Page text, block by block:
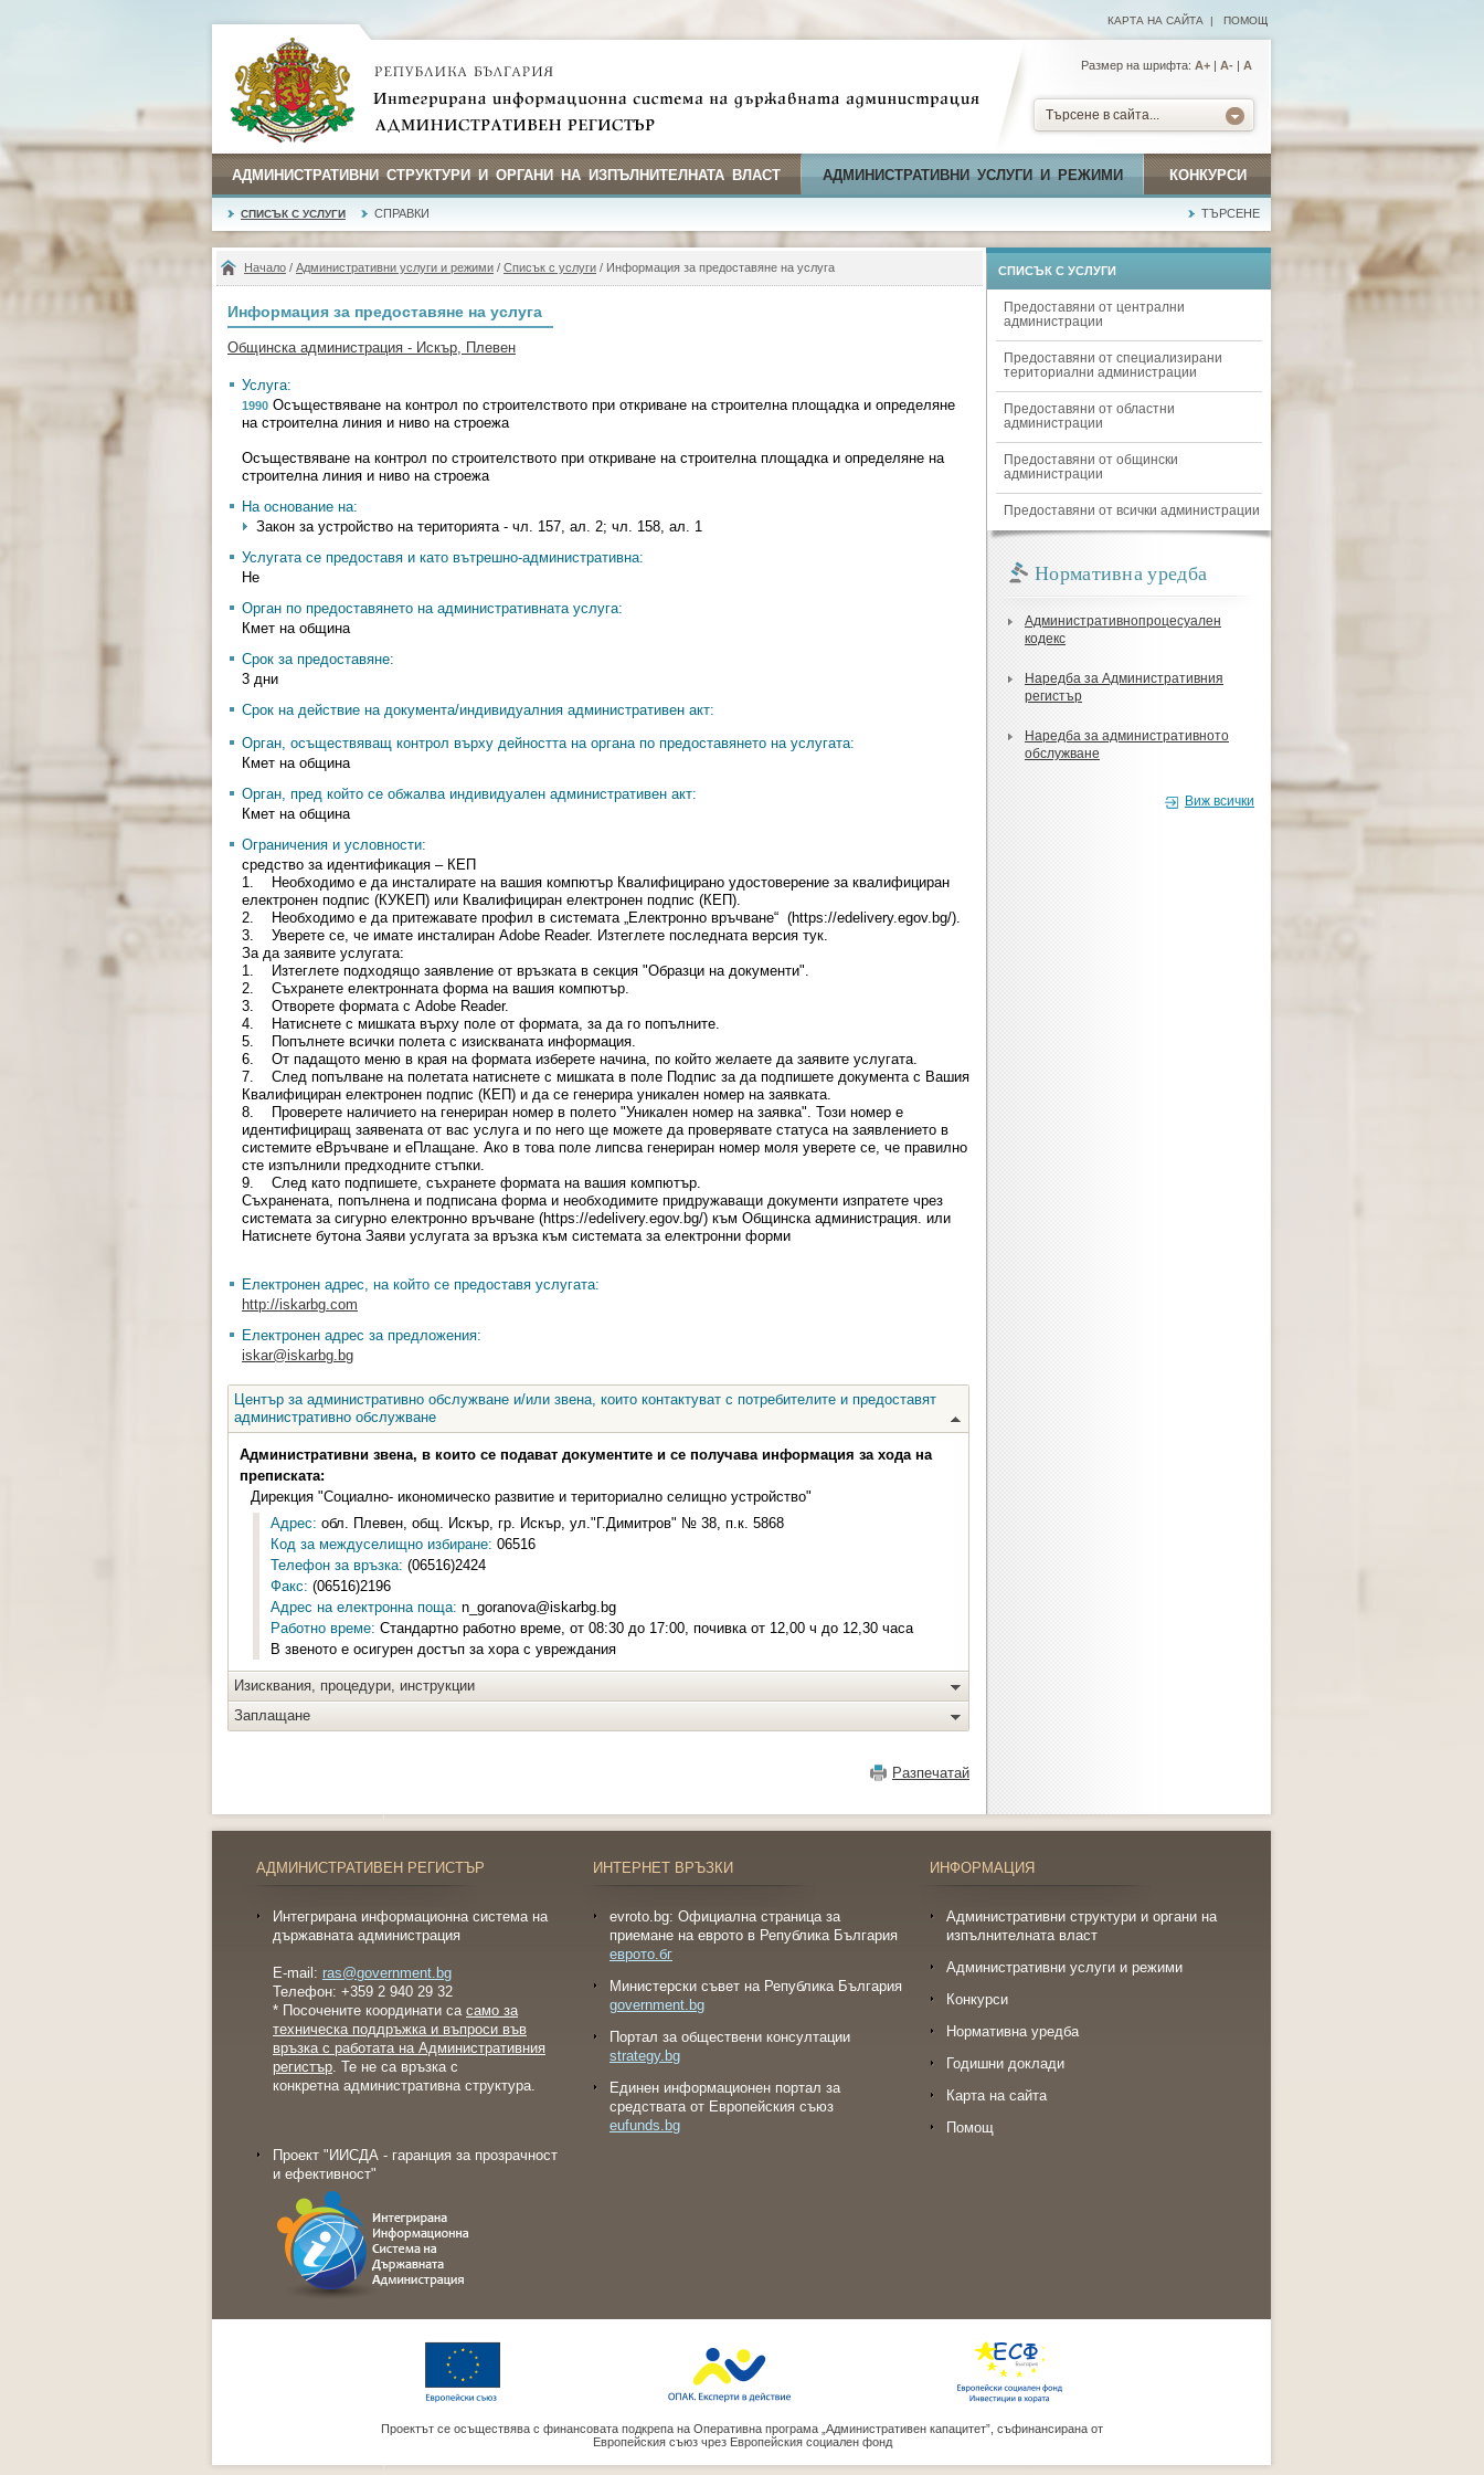
КАРТА НА САЙТА | ПОМОЩ
Размер на шрифта: А+ | A- | A
Търсене в сайта...
АДМИНИСТРАТИВНИ СТРУКТУРИ И ОРГАНИ НА ИЗПЪЛНИТЕЛНАТА ВЛАСТ АДМИНИСТРАТИВНИ УСЛУГИ И РЕЖИМИ КОНКУРСИ
СПИСЪК С УСЛУГИ СПРАВКИ ТЪРСЕНЕ
Начало / Административни услуги и режими / Списък с услуги / Информация за предоставяне на услуга
Информация за предоставяне на услуга
Общинска администрация - Искър, Плевен
Услуга:
1990 Осъществяване на контрол по строителството при откриване на строителна площадка и определяне
на строителна линия и ниво на строежа
Осъществяване на контрол по строителството при откриване на строителна площадка и определяне на
строителна линия и ниво на строежа
На основание на:
Закон за устройство на територията - чл. 157, ал. 2; чл. 158, ал. 1
Услугата се предоставя и като вътрешно-административна:
Не
Орган по предоставянето на административната услуга:
Кмет на община
Срок за предоставяне:
3 дни
Срок на действие на документа/индивидуалния административен акт:
Орган, осъществяващ контрол върху дейността на органа по предоставянето на услугата:
Кмет на община
Орган, пред който се обжалва индивидуален административен акт:
Кмет на община
Ограничения и условности:
средство за идентификация – КЕП
1. Необходимо е да инсталирате на вашия компютър Квалифицирано удостоверение за квалифициран
електронен подпис (КУКЕП) или Квалифициран електронен подпис (КЕП).
2. Необходимо е да притежавате профил в системата „Електронно връчване“ (https://edelivery.egov.bg/).
3. Уверете се, че имате инсталиран Adobe Reader. Изтеглете последната версия тук.
За да заявите услугата:
1. Изтеглете подходящо заявление от връзката в секция "Образци на документи".
2. Съхранете електронната форма на вашия компютър.
3. Отворете формата с Adobe Reader.
4. Натиснете с мишката върху поле от формата, за да го попълните.
5. Попълнете всички полета с изискваната информация.
6. От падащото меню в края на формата изберете начина, по който желаете да заявите услугата.
7. След попълване на полетата натиснете с мишката в поле Подпис за да подпишете документа с Вашия
Квалифициран електронен подпис (КЕП) и да се генерира уникален номер на заявката.
8. Проверете наличието на генериран номер в полето "Уникален номер на заявка". Този номер е
идентифициращ заявената от вас услуга и по него ще можете да проверявате статуса на заявлението в
системите еВръчване и еПлащане. Ако в това поле липсва генериран номер моля уверете се, че правилно
сте изпълнили предходните стъпки.
9. След като подпишете, съхранете формата на вашия компютър.
Съхранената, попълнена и подписана форма и необходимите придружаващи документи изпратете чрез
системата за сигурно електронно връчване (https://edelivery.egov.bg/) към Общинска администрация. или
Натиснете бутона Заяви услугата за връзка към системата за електронни форми
Електронен адрес, на който се предоставя услугата:
http://iskarbg.com
Електронен адрес за предложения:
iskar@iskarbg.bg
Център за административно обслужване и/или звена, които контактуват с потребителите и предоставят
административно обслужване
Административни звена, в които се подават документите и се получава информация за хода на
преписката:
Дирекция "Социално- икономическо развитие и териториално селищно устройство"
Адрес: обл. Плевен, общ. Искър, гр. Искър, ул."Г.Димитров" № 38, п.к. 5868
Код за междуселищно избиране: 06516
Телефон за връзка: (06516)2424
Факс: (06516)2196
Адрес на електронна поща: n_goranova@iskarbg.bg
Работно време: Стандартно работно време, от 08:30 до 17:00, почивка от 12,00 ч до 12,30 часа
В звеното е осигурен достъп за хора с увреждания
Изисквания, процедури, инструкции
Заплащане
Разпечатай
СПИСЪК С УСЛУГИ
Предоставяни от централни
администрации
Предоставяни от специализирани
териториални администрации
Предоставяни от областни
администрации
Предоставяни от общински
администрации
Предоставяни от всички администрации
Нормативна уредба
Административнопроцесуален
кодекс
Наредба за Административния
регистър
Наредба за административното
обслужване
Виж всички
АДМИНИСТРАТИВЕН РЕГИСТЪР
Интегрирана информационна система на
държавната администрация
E-mail: ras@government.bg
Телефон: +359 2 940 29 32
* Посочените координати са само за
техническа поддръжка и въпроси във
връзка с работата на Административния
регистър. Те не са връзка с
конкретна административна структура.
Проект "ИИСДА - гаранция за прозрачност
и ефективност"
ИНТЕРНЕТ ВРЪЗКИ
evroto.bg: Официална страница за
приемане на еврото в Република България
еврото.бг
Министерски съвет на Република България
government.bg
Портал за обществени консултации
strategy.bg
Eдинен информационен портал за
средствата от Европейския съюз
eufunds.bg
ИНФОРМАЦИЯ
Административни структури и органи на
изпълнителната власт
Административни услуги и режими
Конкурси
Нормативна уредба
Годишни доклади
Карта на сайта
Помощ
Проектът се осъществява с финансовата подкрепа на Оперативна програма „Административен капацитет”, съфинансирана от
Европейския съюз чрез Европейския социален фонд